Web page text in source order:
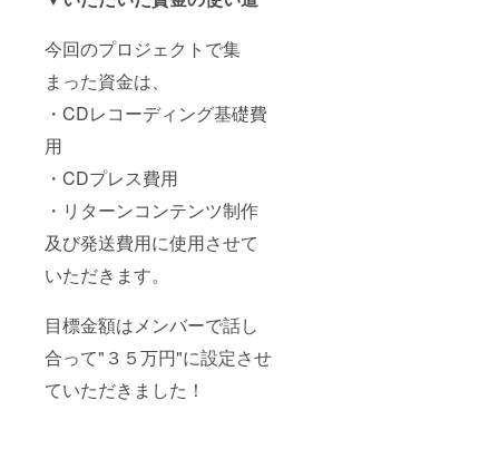
今回のプロジェクトで集
まった資金は、
・CDレコーディング基礎費
用
・CDプレス費用
・リターンコンテンツ制作
及び発送費用に使用させて
いただきます。
目標金額はメンバーで話し
合って"３５万円"に設定させ
ていただきました！